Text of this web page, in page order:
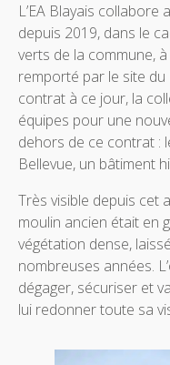
L’EA Blayais collabore
depuis 2019, dans le
verts de la commune, à
remporté par le site
contrat à ce jour, la
équipes pour une
dehors de ce contrat :
Bellevue, un bâtiment
Très visible depuis cet
moulin ancien était en
végétation dense,
nombreuses années.
dégager, sécuriser et
lui redonner toute sa